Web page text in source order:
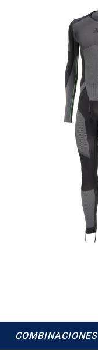
COMBINACIONES